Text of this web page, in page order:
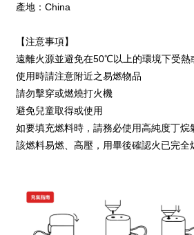
產地：China
【注意事項】
遠離火源並避免在50℃以上的環境下受熱
使用時請注意附近之易燃物品
請勿擊穿或燃燒打火機
避免兒童取得或使用
如要填充燃料時，請務必使用高純度丁烷
該燃料易燃、高壓，用畢後確認火已完全